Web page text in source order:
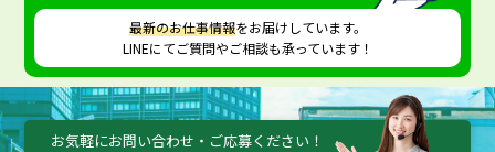
最新のお仕事情報をお届けしています。
LINEにてご質問やご相談も承っています！
お気軽にお問い合わせ・ご応募ください！